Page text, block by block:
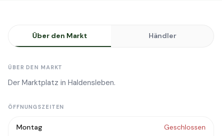
Über den Markt Händler
ÜBER DEN MARKT
Der Marktplatz in Haldensleben.
ÖFFNUNGSZEITEN
Montag Geschlossen